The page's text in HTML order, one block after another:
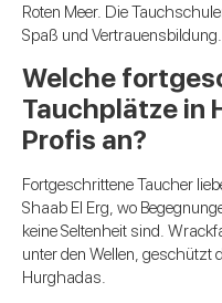
Roten Meer. Die
Spaß und Vertrauensbildung.
Welche
Tauchplätze in
Profis an?
Fortgeschrittene Taucher
Shaab El Erg, wo
keine Seltenheit sind.
unter den Wellen, geschützt
Hurghadas.